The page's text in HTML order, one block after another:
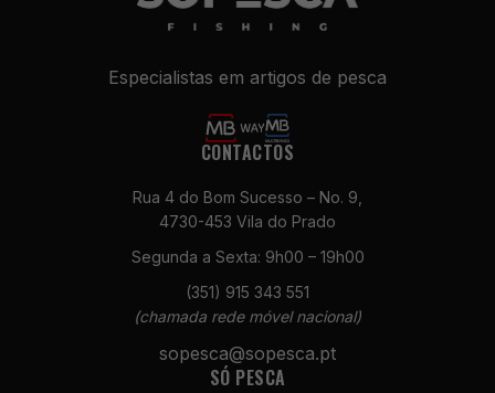
Especialistas em artigos de pesca
CONTACTOS
Rua 4 do Bom Sucesso – No. 9,
4730-453 Vila do Prado
Segunda a Sexta: 9h00 – 19h00
(351) 915 343 551
(chamada rede móvel nacional)
sopesca@sopesca.pt
SÓ PESCA